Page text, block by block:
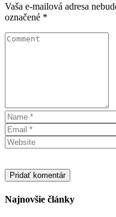
Vaša e-mailová adresa
označené *
Najnovšie články